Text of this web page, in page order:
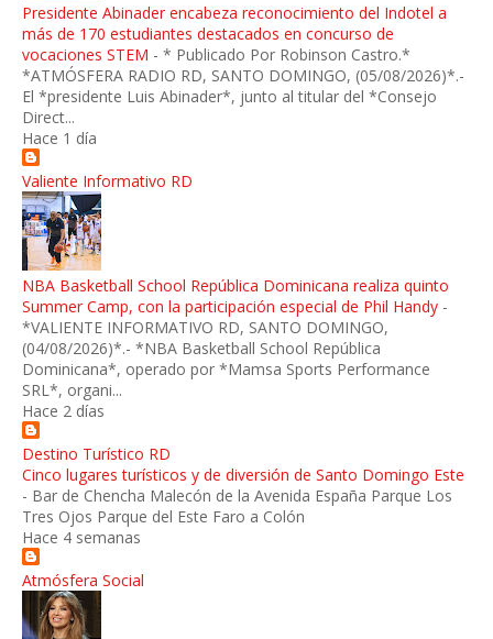
Presidente Abinader encabeza reconocimiento del Indotel a
más de 170 estudiantes destacados en concurso de
vocaciones STEM - * Publicado Por Robinson Castro.*
*ATMÓSFERA RADIO RD, SANTO DOMINGO, (05/08/2026)*.-
El *presidente Luis Abinader*, junto al titular del *Consejo
Direct...
Hace 1 día
Valiente Informativo RD
NBA Basketball School República Dominicana realiza quinto
Summer Camp, con la participación especial de Phil Handy -
*VALIENTE INFORMATIVO RD, SANTO DOMINGO,
(04/08/2026)*.- *NBA Basketball School República
Dominicana*, operado por *Mamsa Sports Performance
SRL*, organi...
Hace 2 días
Destino Turístico RD
Cinco lugares turísticos y de diversión de Santo Domingo Este
- Bar de Chencha Malecón de la Avenida España Parque Los
Tres Ojos Parque del Este Faro a Colón
Hace 4 semanas
Atmósfera Social